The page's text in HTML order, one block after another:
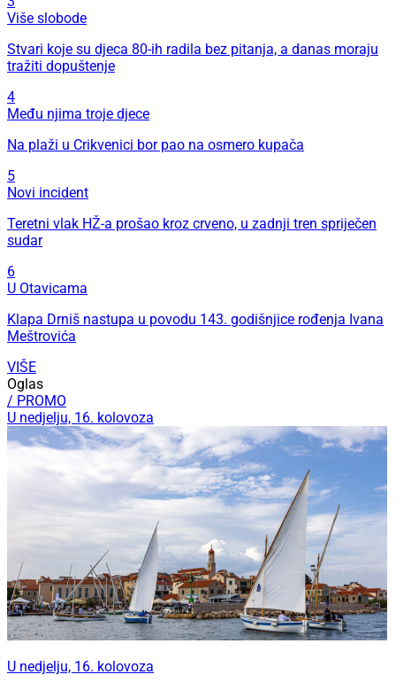
Više slobode
Stvari koje su djeca 80-ih radila bez pitanja, a danas moraju
tražiti dopuštenje
4
Među njima troje djece
Na plaži u Crikvenici bor pao na osmero kupača
5
Novi incident
Teretni vlak HŽ-a prošao kroz crveno, u zadnji tren spriječen
sudar
6
U Otavicama
Klapa Drniš nastupa u povodu 143. godišnjice rođenja Ivana
Meštrovića
VIŠE
Oglas
/ PROMO
U nedjelju, 16. kolovoza
U nedjelju, 16. kolovoza